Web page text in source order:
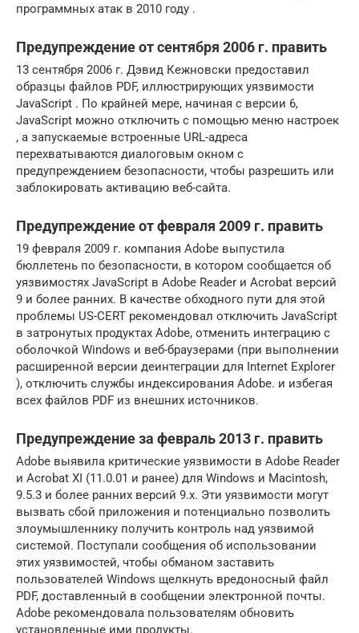
программных атак в 2010 году .
Предупреждение от сентября 2006 г. править
13 сентября 2006 г. Дэвид Кежновски предоставил
образцы файлов PDF, иллюстрирующих уязвимости
JavaScript . По крайней мере, начиная с версии 6,
JavaScript можно отключить с помощью меню настроек
, а запускаемые встроенные URL-адреса
перехватываются диалоговым окном с
предупреждением безопасности, чтобы разрешить или
заблокировать активацию веб-сайта.
Предупреждение от февраля 2009 г. править
19 февраля 2009 г. компания Adobe выпустила
бюллетень по безопасности, в котором сообщается об
уязвимостях JavaScript в Adobe Reader и Acrobat версий
9 и более ранних. В качестве обходного пути для этой
проблемы US-CERT рекомендовал отключить JavaScript
в затронутых продуктах Adobe, отменить интеграцию с
оболочкой Windows и веб-браузерами (при выполнении
расширенной версии деинтеграции для Internet Explorer
), отключить службы индексирования Adobe. и избегая
всех файлов PDF из внешних источников.
Предупреждение за февраль 2013 г. править
Adobe выявила критические уязвимости в Adobe Reader
и Acrobat XI (11.0.01 и ранее) для Windows и Macintosh,
9.5.3 и более ранних версий 9.x. Эти уязвимости могут
вызвать сбой приложения и потенциально позволить
злоумышленнику получить контроль над уязвимой
системой. Поступали сообщения об использовании
этих уязвимостей, чтобы обманом заставить
пользователей Windows щелкнуть вредоносный файл
PDF, доставленный в сообщении электронной почты.
Adobe рекомендовала пользователям обновить
установленные ими продукты.